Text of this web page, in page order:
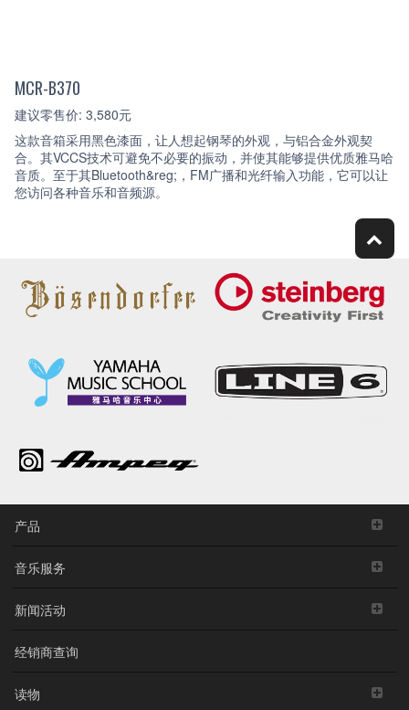
MCR-B370
建议零售价: 3,580元
这款音箱采用黑色漆面，让人想起钢琴的外观，与铝合金外观契
合。其VCCS技术可避免不必要的振动，并使其能够提供优质雅马哈
音质。至于其Bluetooth&reg;，FM广播和光纤输入功能，它可以让
您访问各种音乐和音频源。
产品
音乐服务
新闻活动
经销商查询
读物